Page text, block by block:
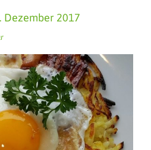
Dezember 2017